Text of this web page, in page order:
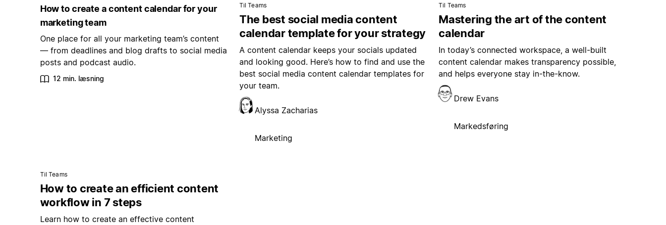
How to create a content calendar for your
marketing team
One place for all your marketing team’s content
— from deadlines and blog drafts to social media
posts and podcast audio.
12 min. læsning
Til Teams
The best social media content
calendar template for your strategy
A content calendar keeps your socials updated
and looking good. Here’s how to find and use the
best social media content calendar templates for
your team.
Alyssa Zacharias
Marketing
Til Teams
Mastering the art of the content
calendar
In today’s connected workspace, a well-built
content calendar makes transparency possible,
and helps everyone stay in-the-know.
Drew Evans
Markedsføring
Til Teams
How to create an efficient content
workflow in 7 steps
Learn how to create an effective content